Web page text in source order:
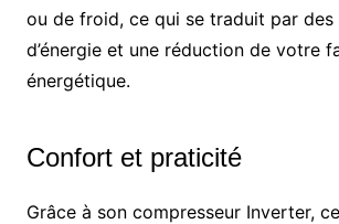
ou de froid, ce qui se traduit par des
d’énergie et une réduction de votre
énergétique.
Confort et praticité
Grâce à son compresseur Inverter,